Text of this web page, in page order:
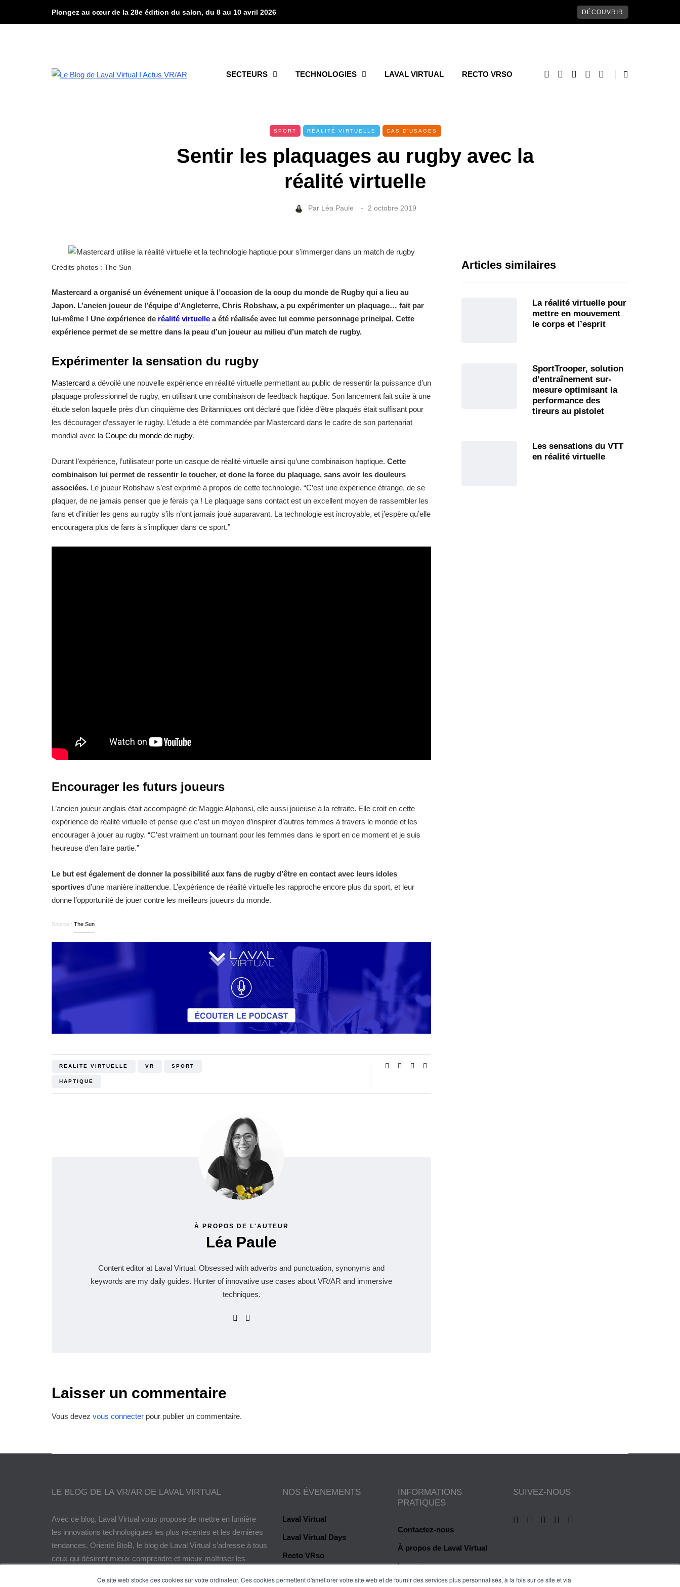
Ce site web stocke des cookies sur votre ordinateur. Ces cookies permettent d'améliorer votre site web et de fournir des services plus personnalisés, à la fois sur ce site et via
Plongez au cœur de la 28e édition du salon, du 8 au 10 avril 2026 DÉCOUVRIR
SECTEURS TECHNOLOGIES LAVAL VIRTUAL RECTO VRSO
SPORT RÉALITÉ VIRTUELLE CAS D'USAGES
Sentir les plaquages au rugby avec la
réalité virtuelle
Par Léa Paule 2 octobre 2019
Crédits photos : The Sun
Mastercard a organisé un événement unique à l’occasion de la coup du monde de Rugby qui a lieu au
Japon. L’ancien joueur de l’équipe d’Angleterre, Chris Robshaw, a pu expérimenter un plaquage… fait par
lui-même ! Une expérience de réalité virtuelle a été réalisée avec lui comme personnage principal. Cette
expérience permet de se mettre dans la peau d’un joueur au milieu d’un match de rugby.
Expérimenter la sensation du rugby
Mastercard a dévoilé une nouvelle expérience en réalité virtuelle permettant au public de ressentir la puissance d’un
plaquage professionnel de rugby, en utilisant une combinaison de feedback haptique. Son lancement fait suite à une
étude selon laquelle près d’un cinquième des Britanniques ont déclaré que l’idée d’être plaqués était suffisant pour
les décourager d’essayer le rugby. L’étude a été commandée par Mastercard dans le cadre de son partenariat
mondial avec la Coupe du monde de rugby.
Durant l’expérience, l’utilisateur porte un casque de réalité virtuelle ainsi qu’une combinaison haptique. Cette
combinaison lui permet de ressentir le toucher, et donc la force du plaquage, sans avoir les douleurs
associées. Le joueur Robshaw s’est exprimé à propos de cette technologie. “C’est une expérience étrange, de se
plaquer, de ne jamais penser que je ferais ça ! Le plaquage sans contact est un excellent moyen de rassembler les
fans et d’initier les gens au rugby s’ils n’ont jamais joué auparavant. La technologie est incroyable, et j’espère qu’elle
encouragera plus de fans à s’impliquer dans ce sport.”
Encourager les futurs joueurs
L’ancien joueur anglais était accompagné de Maggie Alphonsi, elle aussi joueuse à la retraite. Elle croit en cette
expérience de réalité virtuelle et pense que c’est un moyen d’inspirer d’autres femmes à travers le monde et les
encourager à jouer au rugby. “C’est vraiment un tournant pour les femmes dans le sport en ce moment et je suis
heureuse d’en faire partie.”
Le but est également de donner la possibilité aux fans de rugby d’être en contact avec leurs idoles
sportives d’une manière inattendue. L’expérience de réalité virtuelle les rapproche encore plus du sport, et leur
donne l’opportunité de jouer contre les meilleurs joueurs du monde.
Source : The Sun
REALITE VIRTUELLE VR SPORT
HAPTIQUE
À PROPOS DE L'AUTEUR
Léa Paule
Content editor at Laval Virtual. Obsessed with adverbs and punctuation, synonyms and
keywords are my daily guides. Hunter of innovative use cases about VR/AR and immersive
techniques.
Laisser un commentaire
Vous devez vous connecter pour publier un commentaire.
Articles similaires
La réalité virtuelle pour
mettre en mouvement
le corps et l’esprit
SportTrooper, solution
d’entraînement sur-
mesure optimisant la
performance des
tireurs au pistolet
Les sensations du VTT
en réalité virtuelle
LE BLOG DE LA VR/AR DE LAVAL VIRTUAL
Avec ce blog, Laval Virtual vous propose de mettre en lumière
les innovations technologiques les plus récentes et les dernières
tendances. Orienté BtoB, le blog de Laval Virtual s’adresse à tous
ceux qui désirent mieux comprendre et mieux maîtriser les
encore anticiper leurs évolutions.
NOS ÉVENEMENTS
Laval Virtual
Laval Virtual Days
Recto VRso
INFORMATIONS
PRATIQUES
Contactez-nous
À propos de Laval Virtual
Les auteurs
Glossaire
SUIVEZ-NOUS